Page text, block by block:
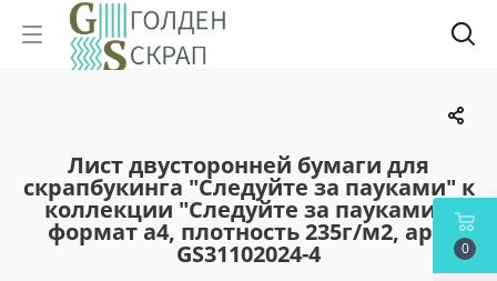
Лист двусторонней бумаги для
скрапбукинга "Следуйте за пауками" к
коллекции "Следуйте за пауками",
формат а4, плотность 235г/м2, арт.
GS31102024-4 0